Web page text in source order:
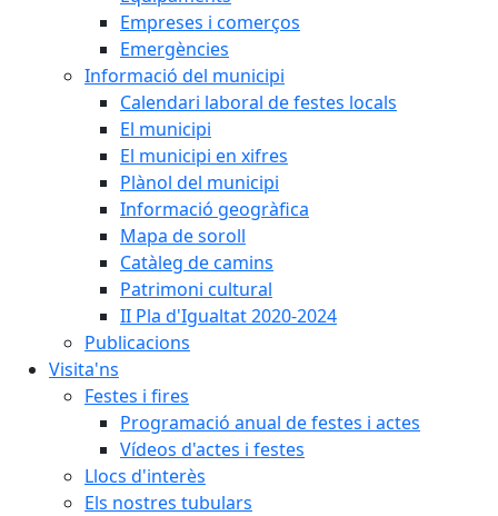
Empreses i comerços
Emergències
Informació del municipi
Calendari laboral de festes locals
El municipi
El municipi en xifres
Plànol del municipi
Informació geogràfica
Mapa de soroll
Catàleg de camins
Patrimoni cultural
II Pla d'Igualtat 2020-2024
Publicacions
Visita'ns
Festes i fires
Programació anual de festes i actes
Vídeos d'actes i festes
Llocs d'interès
Els nostres tubulars